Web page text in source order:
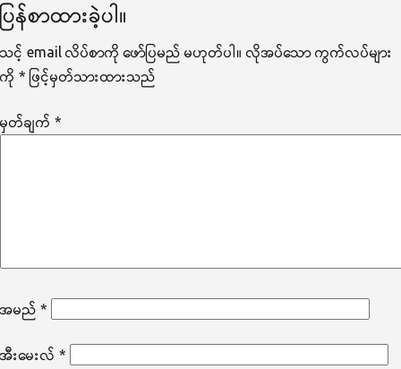
ပြန်စာထားခဲ့ပါ။
သင့် email လိပ်စာကို ဖော်ပြမည် မဟုတ်ပါ။ လိုအပ်သော ကွက်လပ်များ
ကို * ဖြင့်မှတ်သားထားသည်
မှတ်ချက် *
အမည် *
အီးမေးလ် *